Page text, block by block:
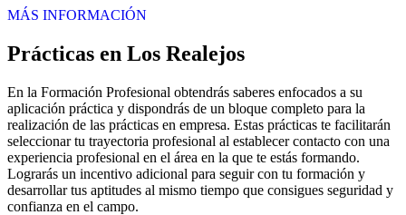
MÁS INFORMACIÓN
Prácticas en Los Realejos
En la Formación Profesional obtendrás saberes enfocados a su
aplicación práctica y dispondrás de un bloque completo para la
realización de las prácticas en empresa. Estas prácticas te facilitarán
seleccionar tu trayectoria profesional al establecer contacto con una
experiencia profesional en el área en la que te estás formando.
Lograrás un incentivo adicional para seguir con tu formación y
desarrollar tus aptitudes al mismo tiempo que consigues seguridad y
confianza en el campo.